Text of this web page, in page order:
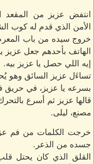
انتفض عزيز من
الأمن الذي قدم له كوب
خروج سيده من باب
الهاتف بأحدهم جعل
إيه اللي حصل يا عزيز بيه.
تساءَل عزيز السائق وهو
بسرعه يا عزيز، في حريق
قالها عزيز ثم أسرع
مصنع، ليلى.
خرجت الكلمات من فم
جسده من الذعر.
القلق الذي كان يحتل